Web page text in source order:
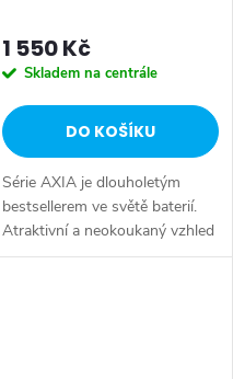
1 550 Kč
Skladem na centrále
DO KOŠÍKU
Série AXIA je dlouholetým
bestsellerem ve světě baterií.
Atraktivní a neokoukaný vzhled
kohoutků ve tvaru křížků je